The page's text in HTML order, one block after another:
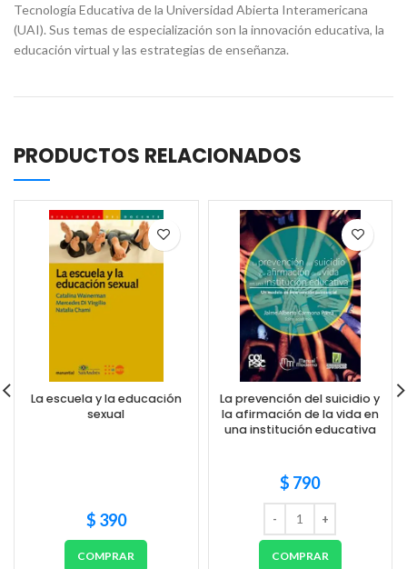
Tecnología Educativa de la Universidad Abierta Interamericana
(UAI). Sus temas de especialización son la innovación educativa, la
educación virtual y las estrategias de enseñanza.
PRODUCTOS RELACIONADOS
La escuela y la educación
sexual
$ 390
COMPRAR
La prevención del suicidio y
la afirmación de la vida en
una institución educativa
$ 790
COMPRAR